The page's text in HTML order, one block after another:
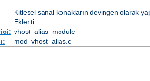
Kitlesel sanal konakların devingen olarak
Eklenti
vhost_alias_module
mod_vhost_alias.c